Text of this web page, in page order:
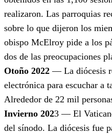
realizaron. Las parroquias
sobre lo que dijeron los
obispo McElroy pide a los
dos de las preocupaciones
Otoño 2022 — La diócesis
electrónica para escuchar a
Alrededor de 22 mil
Invierno 2023 — El
del sínodo. La diócesis fue